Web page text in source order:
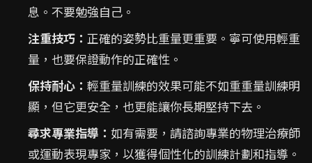
息。不要勉強自己。
注重技巧： 正確的姿勢比重量更重要。寧可使用輕重
量，也要保證動作的正確性。
保持耐心： 輕重量訓練的效果可能不如重重量訓練明
顯，但它更安全，也更能讓你長期堅持下去。
尋求專業指導： 如有需要，請諮詢專業的物理治療師
或運動表現專家，以獲得個性化的訓練計劃和指導。